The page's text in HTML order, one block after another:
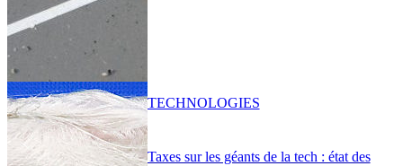
Taxes sur les géants de la tech : état des
TECHNOLOGIES